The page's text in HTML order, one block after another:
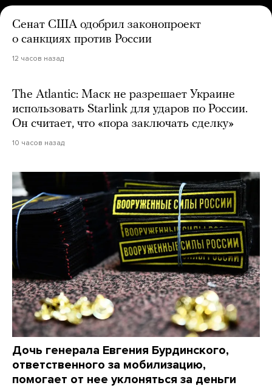
Сенат США одобрил законопроект
о санкциях против России
12 часов назад
The Atlantic: Маск не разрешает Украине
использовать Starlink для ударов по России.
Он считает, что «пора заключать сделку»
10 часов назад
Дочь генерала Евгения Бурдинского,
ответственного за мобилизацию,
помогает от нее уклоняться за деньги